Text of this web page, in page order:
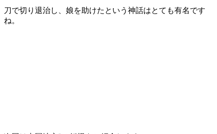
刀で切り退治し、娘を助けたという神話はとても有名です
ね。